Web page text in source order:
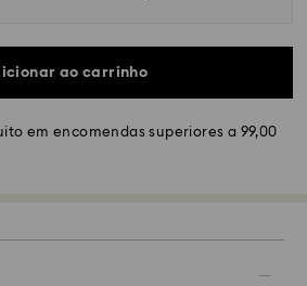
ao carrinho
em encomendas superiores a 99,00
processadas e enviadas no